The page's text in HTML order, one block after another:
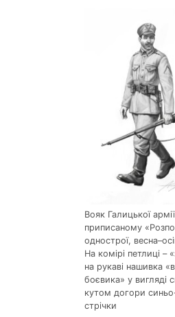
Вояк Галицької
приписаному
однострої,
На комірі петлиці –
на рукаві нашивка
боєвика» у вигляді
кутом догори
стрічки